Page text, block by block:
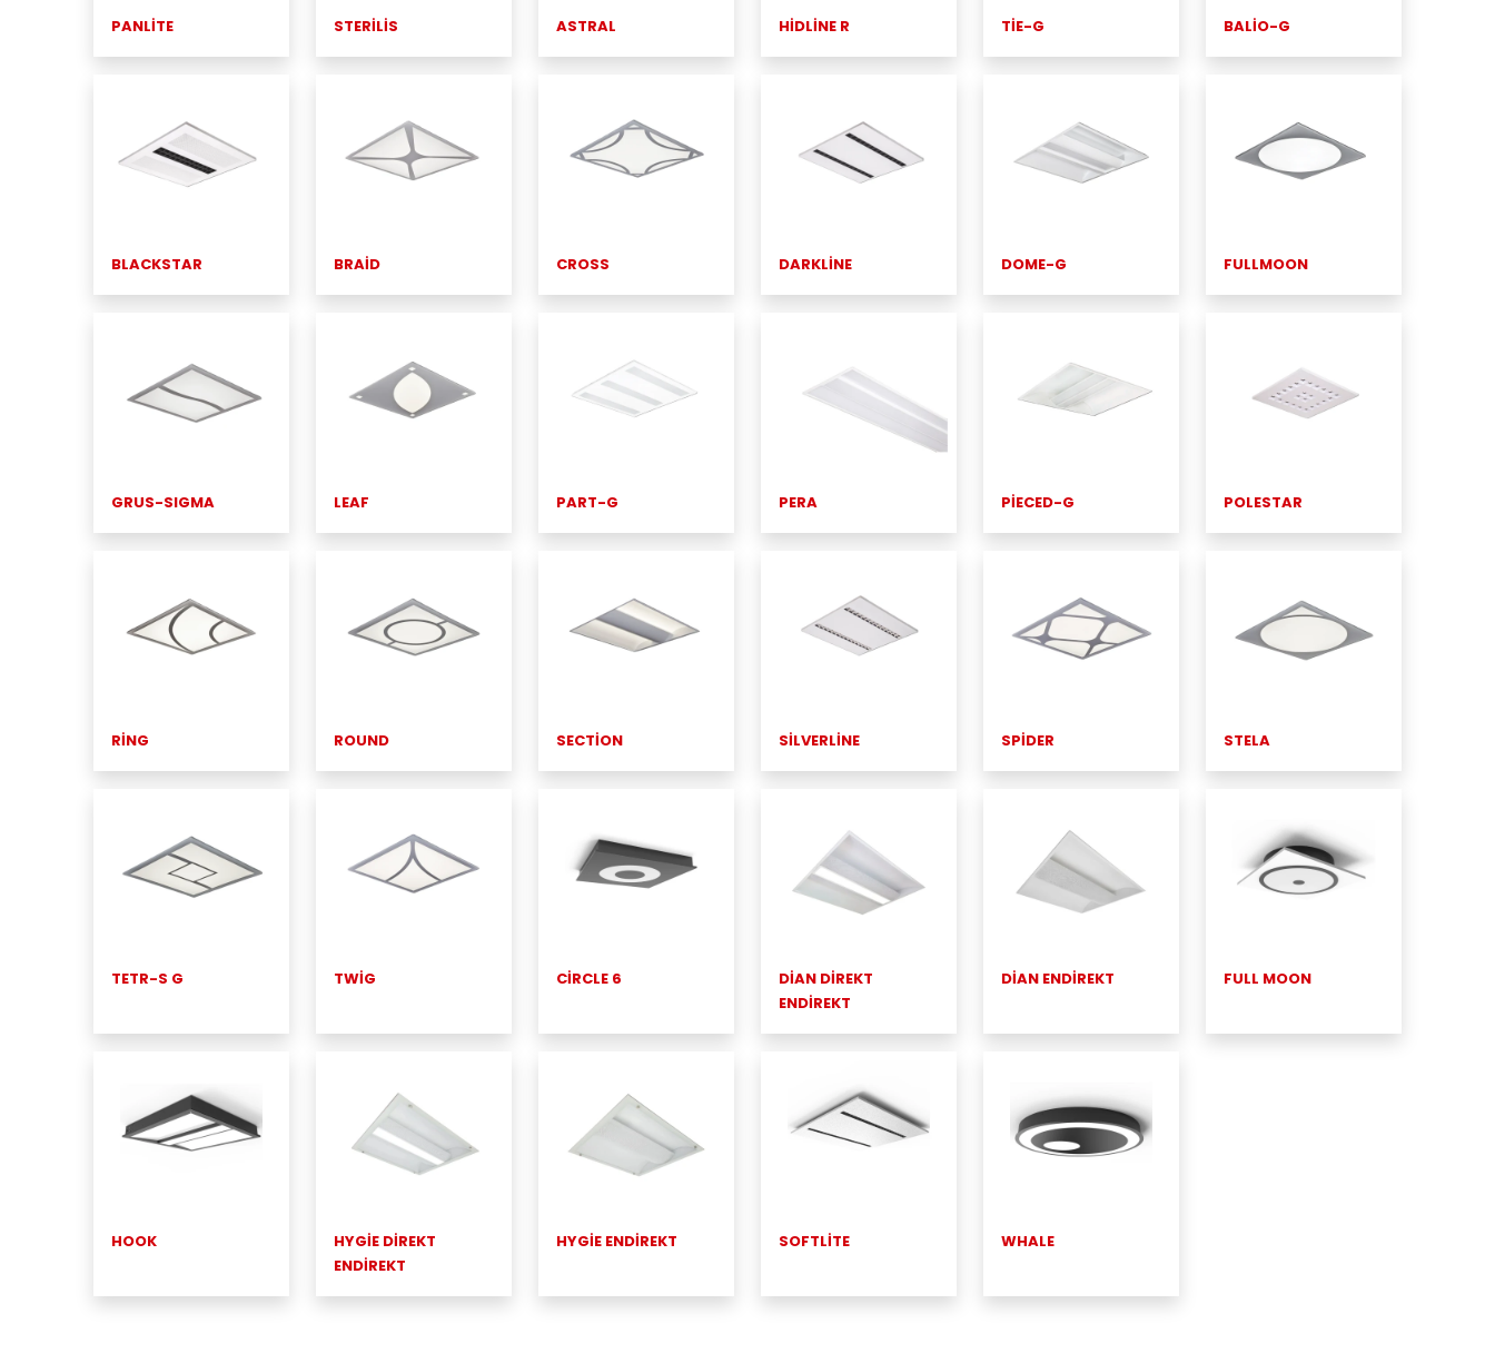
PANLİTE STERİLİS ASTRAL HİDLİNE R TİE-G BALİO-G
BLACKSTAR BRAİD CROSS DARKLİNE DOME-G FULLMOON
GRUS-SIGMA LEAF PART-G PERA PİECED-G POLESTAR
RİNG ROUND SECTİON SİLVERLİNE SPİDER STELA
TETR-S G TWİG CİRCLE 6
DİAN DİREKT
ENDİREKT
DİAN ENDİREKT FULL MOON
HOOK
HYGİE DİREKT
ENDİREKT
HYGİE ENDİREKT SOFTLİTE WHALE